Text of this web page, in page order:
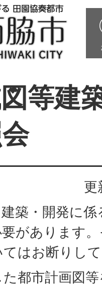
等建
更
築・開発に係
があります
はお断りし
都市計画図